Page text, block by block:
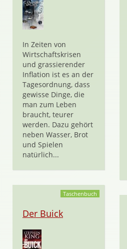
In Zeiten von
Wirtschaftskrisen
und grassierender
Inflation ist es an der
Tagesordnung, dass
gewisse Dinge, die
man zum Leben
braucht, teurer
werden. Dazu gehört
neben Wasser, Brot
und Spielen
natürlich...
Taschenbuch
Der Buick